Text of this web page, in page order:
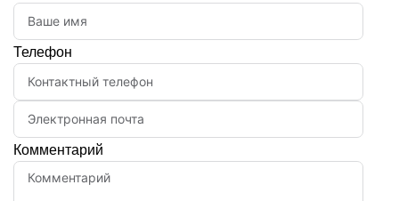
Телефон
Комментарий